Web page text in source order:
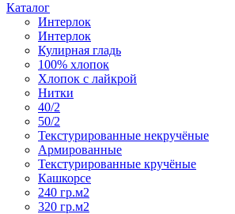
Каталог
Интерлок
Интерлок
Кулирная гладь
100% хлопок
Хлопок с лайкрой
Нитки
40/2
50/2
Текстурированные некручёные
Армированные
Текстурированные кручёные
Кашкорсе
240 гр.м2
320 гр.м2